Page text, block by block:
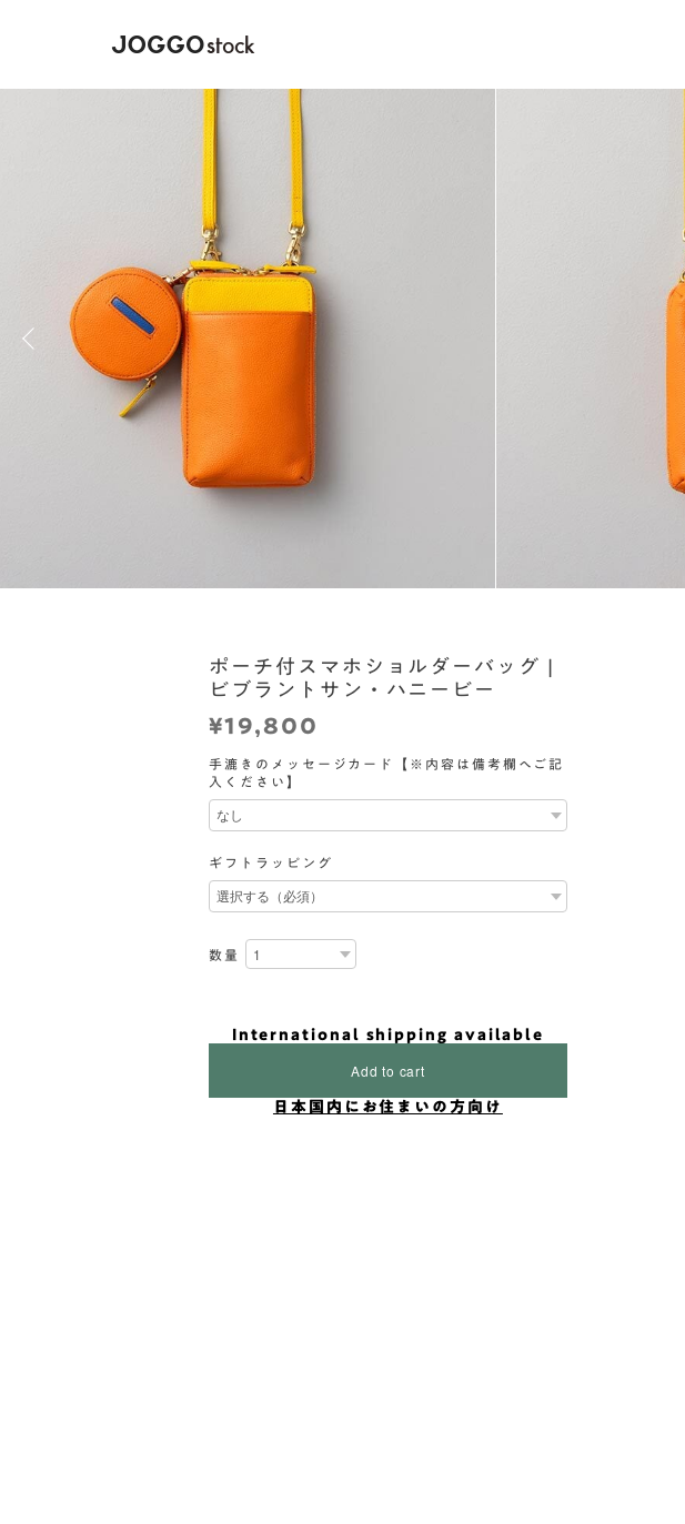
ポーチ付スマホショルダーバッグ |
ビブラントサン・ハニービー
¥19,800
手漉きのメッセージカード【※内容は備考欄へご記
入ください】
ギフトラッピング
数量
International shipping available
Add to cart
日本国内にお住まいの方向け